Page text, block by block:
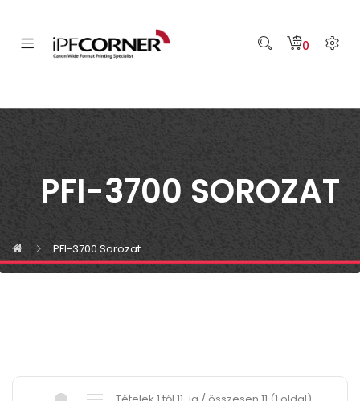
0
PFI-3700 SOROZAT
PFI-3700 Sorozat